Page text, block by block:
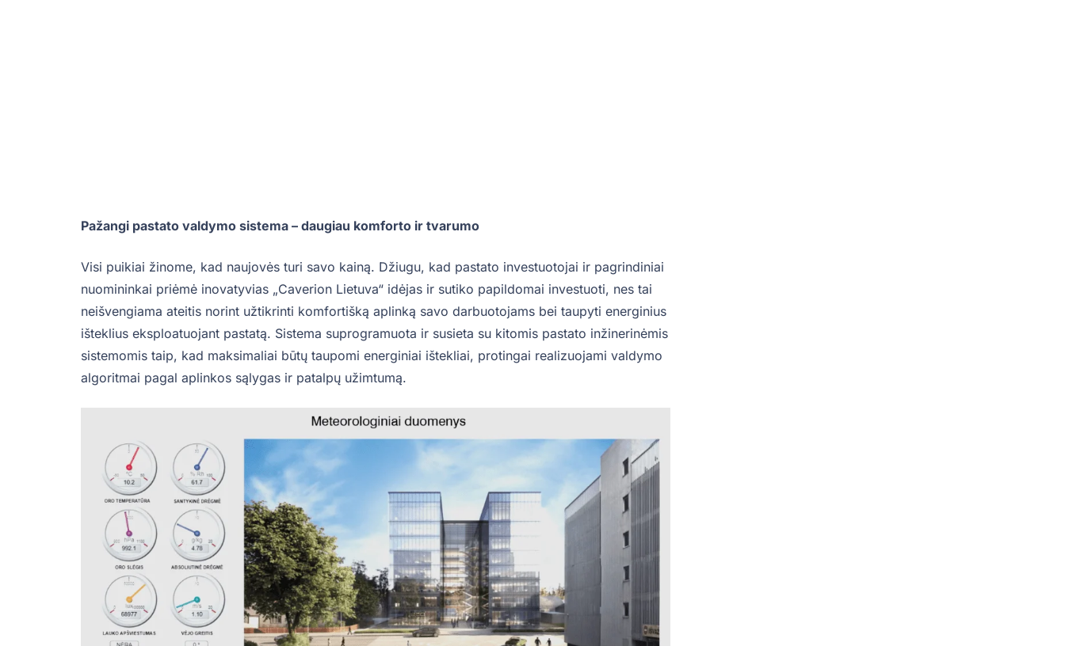
Pažangi pastato valdymo sistema – daugiau komforto ir tvarumo
Visi puikiai žinome, kad naujovės turi savo kainą. Džiugu, kad pastato investuotojai ir pagrindiniai
nuomininkai priėmė inovatyvias „Caverion Lietuva“ idėjas ir sutiko papildomai investuoti, nes tai
neišvengiama ateitis norint užtikrinti komfortišką aplinką savo darbuotojams bei taupyti energinius
išteklius eksploatuojant pastatą. Sistema suprogramuota ir susieta su kitomis pastato inžinerinėmis
sistemomis taip, kad maksimaliai būtų taupomi energiniai ištekliai, protingai realizuojami valdymo
algoritmai pagal aplinkos sąlygas ir patalpų užimtumą.